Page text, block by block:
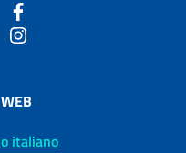
italiano